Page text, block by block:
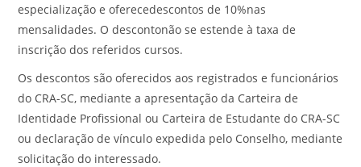
especialização e oferecedescontos de 10%nas
mensalidades. O descontonão se estende à taxa de
inscrição dos referidos cursos.
Os descontos são oferecidos aos registrados e funcionários
do CRA-SC, mediante a apresentação da Carteira de
Identidade Profissional ou Carteira de Estudante do CRA-SC
ou declaração de vínculo expedida pelo Conselho, mediante
solicitação do interessado.